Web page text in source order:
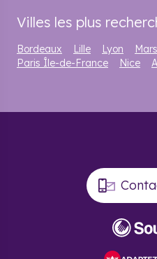
Villes les plus
Bordeaux Lille Lyon
Paris Île-de-France
Nice